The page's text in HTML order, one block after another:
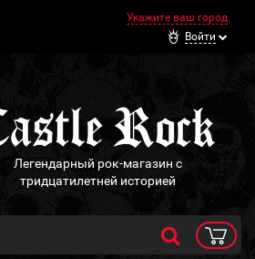
Укажите ваш город
Войти
Легендарный рок-магазин с
тридцатилетней историей